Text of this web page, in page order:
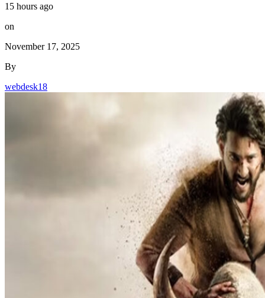
15 hours ago
on
November 17, 2025
By
webdesk18